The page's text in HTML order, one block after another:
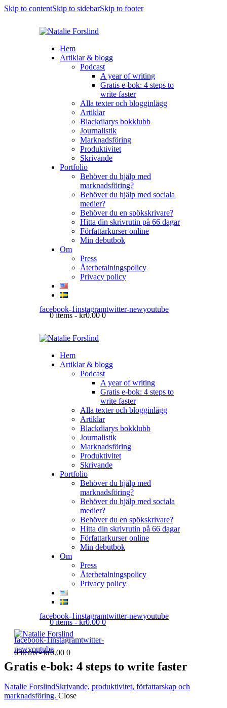
Skip to contentSkip to sidebarSkip to footer
Hem
Artiklar & blogg
Podcast
A year of writing
Gratis e-bok: 4 steps to
write faster
Alla texter och blogginlägg
Artiklar
Blackdiarys bokklubb
Journalistik
Marknadsföring
Produktivitet
Skrivande
Portfolio
Behöver du hjälp med
marknadsföring?
Behöver du hjälp med sociala
medier?
Behöver du en spökskrivare?
Hitta din skrivrutin på 66 dagar
Författarkurser online
Min debutbok
Om
Press
Återbetalningspolicy
Privacy policy
facebook-1instagramtwitter-newyoutube
0 items - kr0.00 0
Hem
Artiklar & blogg
Podcast
A year of writing
Gratis e-bok: 4 steps to
write faster
Alla texter och blogginlägg
Artiklar
Blackdiarys bokklubb
Journalistik
Marknadsföring
Produktivitet
Skrivande
Portfolio
Behöver du hjälp med
marknadsföring?
Behöver du hjälp med sociala
medier?
Behöver du en spökskrivare?
Hitta din skrivrutin på 66 dagar
Författarkurser online
Min debutbok
Om
Press
Återbetalningspolicy
Privacy policy
facebook-1instagramtwitter-newyoutube
0 items - kr0.00 0
facebook-1instagramtwitter-
newyoutube
0 items - kr0.00 0
Gratis e-bok: 4 steps to write faster
Natalie ForslindSkrivande, produktivitet, författarskap och
marknadsföring. Close